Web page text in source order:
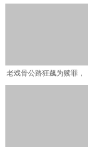
老戏骨公路狂飙为赎罪，